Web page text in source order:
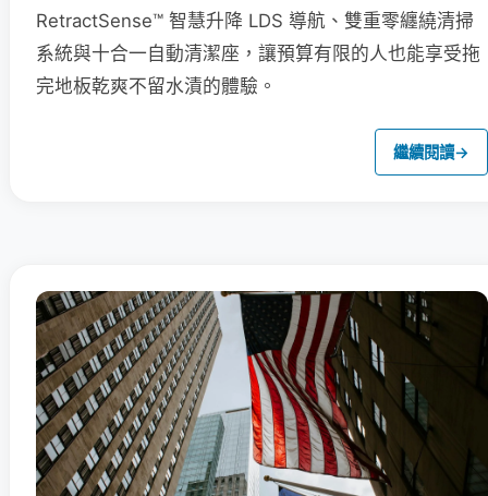
RetractSense™ 智慧升降 LDS 導航、雙重零纏繞清掃
系統與十合一自動清潔座，讓預算有限的人也能享受拖
完地板乾爽不留水漬的體驗。
繼續閱讀→